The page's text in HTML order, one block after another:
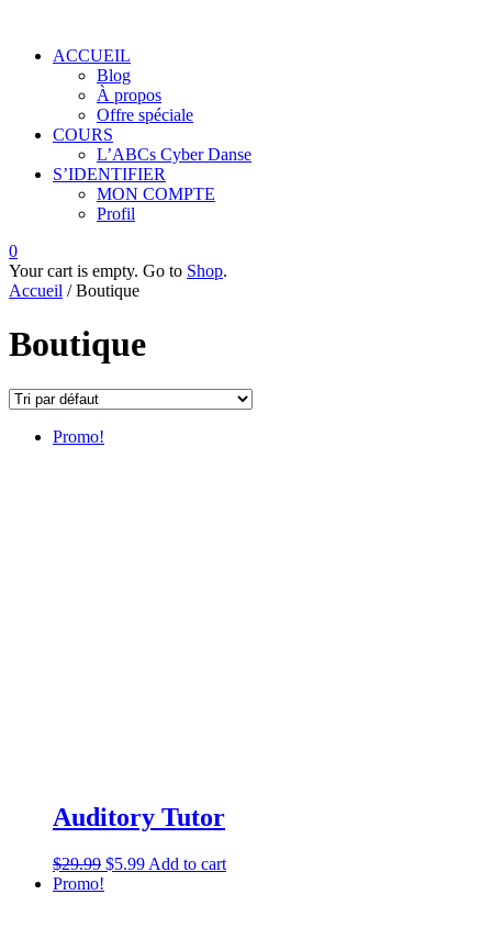
ACCUEIL
Blog
À propos
Offre spéciale
COURS
L’ABCs Cyber Danse
S’IDENTIFIER
MON COMPTE
Profil
0
Your cart is empty. Go to Shop.
Accueil / Boutique
Boutique
Promo!
Auditory Tutor
$29.99 $5.99 Add to cart
Promo!